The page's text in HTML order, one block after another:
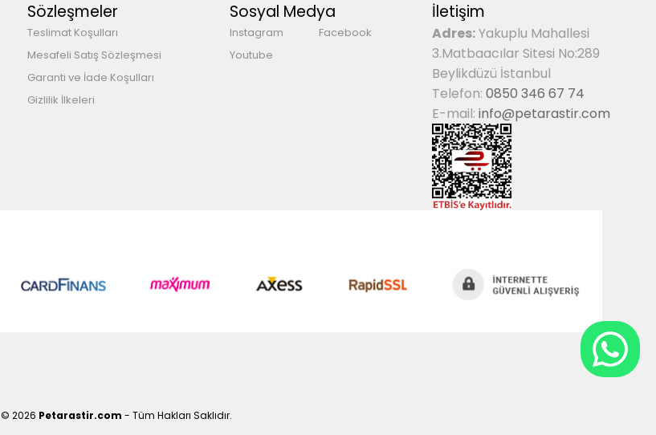
Sözleşmeler
Teslimat Koşulları
Mesafeli Satış Sözleşmesi
Garanti ve İade Koşulları
Gizlilik İlkeleri
Sosyal Medya
Instagram
Facebook
Youtube
İletişim
Adres:Yakuplu Mahallesi
3.Matbaacılar Sitesi No:289
Beylikdüzü İstanbul
Telefon: 0850 346 67 74
E-mail: info@petarastir.com
© 2026 Petarastir.com - Tüm Hakları Saklıdır.